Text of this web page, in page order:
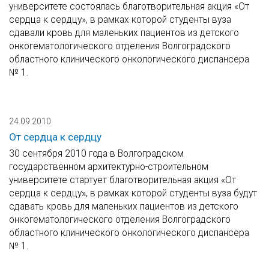
университете состоялась благотворительная акция «От
сердца к сердцу», в рамках которой студенты вуза
сдавали кровь для маленьких пациентов из детского
онкогематологического отделения Волгоградского
областного клинического онкологического диспансера
№ 1.
24.09.2010
От сердца к сердцу
30 сентября 2010 года в Волгоградском
государственном архитектурно-строительном
университете стартует благотворительная акция «От
сердца к сердцу», в рамках которой студенты вуза будут
сдавать кровь для маленьких пациентов из детского
онкогематологического отделения Волгоградского
областного клинического онкологического диспансера
№ 1.